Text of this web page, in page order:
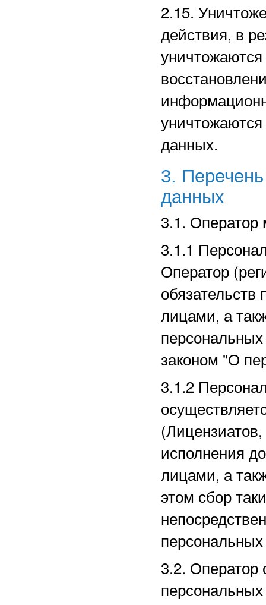
2.15.
действия, в
данных.
3.
данных
3.1. Оператор
3.1.1
Оператор
лицами, а
законом "О
3.1.2
исполнения
лицами, а
этом сбор
3.2. Оператор